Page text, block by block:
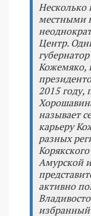
Несколько
местными
Центр.
Кожемяко,
2015 году,
называет
карьеру
разных
Амурской
активно
избранный